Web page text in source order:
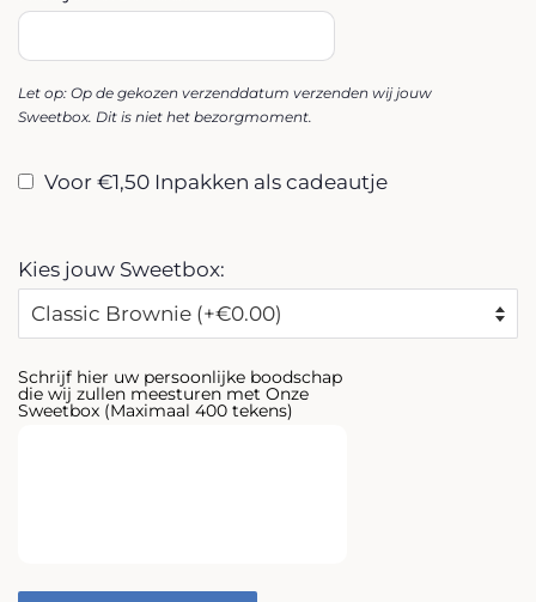
Let op: Op de gekozen verzenddatum verzenden wij jouw
Sweetbox. Dit is niet het bezorgmoment.
Voor €1,50 Inpakken als cadeautje
Kies jouw Sweetbox:
Schrijf hier uw persoonlijke boodschap
die wij zullen meesturen met Onze
Sweetbox (Maximaal 400 tekens)